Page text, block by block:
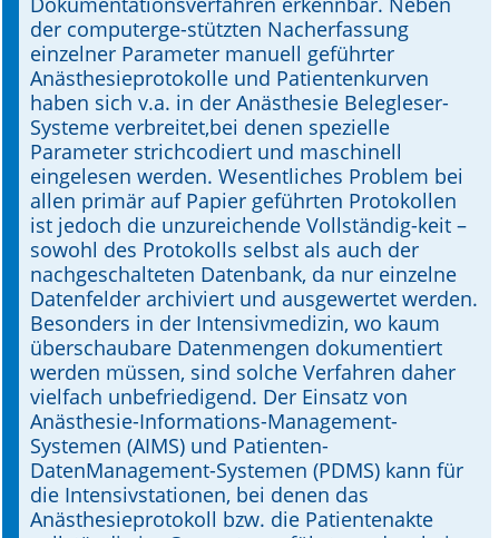
der computerge-stützten Nacherfassung
einzelner Parameter manuell geführter
Anästhesieprotokolle und Patientenkurven
haben sich v.a. in der Anästhesie Belegleser-
Systeme verbreitet,bei denen spezielle
Parameter strichcodiert und maschinell
eingelesen werden. Wesentliches Problem bei
allen primär auf Papier geführten Protokollen
ist jedoch die unzureichende Vollständig-keit –
sowohl des Protokolls selbst als auch der
nachgeschalteten Datenbank, da nur einzelne
Datenfelder archiviert und ausgewertet werden.
Besonders in der Intensivmedizin, wo kaum
überschaubare Datenmengen dokumentiert
werden müssen, sind solche Verfahren daher
vielfach unbefriedigend. Der Einsatz von
Anästhesie-Informations-Management-
Systemen (AIMS) und Patienten-
DatenManagement-Systemen (PDMS) kann für
die Intensivstationen, bei denen das
Anästhesieprotokoll bzw. die Patientenakte